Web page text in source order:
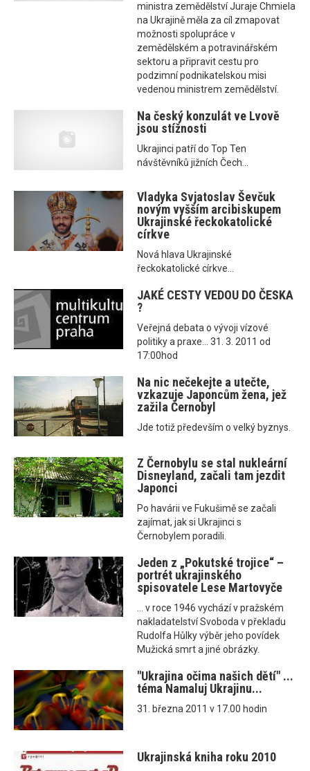
ministra zemědělství Juraje Chmiela
na Ukrajině měla za cíl zmapovat
možnosti spolupráce v
zemědělském a potravinářském
sektoru a připravit cestu pro
podzimní podnikatelskou misi
vedenou ministrem zemědělství.
Na český konzulát ve Lvově
jsou stížnosti
Ukrajinci patří do Top Ten
návštěvníků jižních Čech...
Vladyka Svjatoslav Ševčuk
novým vyšším arcibiskupem
Ukrajinské řeckokatolické
církve
Nová hlava Ukrajinské
řeckokatolické církve...
JAKÉ CESTY VEDOU DO ČESKA
?
Veřejná debata o vývoji vízové
politiky a praxe... 31. 3. 2011 od
17:00hod
Na nic nečekejte a utečte,
vzkazuje Japoncům žena, jež
zažila Černobyl
Jde totiž především o velký byznys.
Z Černobylu se stal nukleární
Disneyland, začali tam jezdit
Japonci
Po havárii ve Fukušimě se začali
zajímat, jak si Ukrajinci s
Černobylem poradili.
Jeden z „Pokutské trojice“ –
portrét ukrajinského
spisovatele Lese Martovyče
... v roce 1946 vychází v pražském
nakladatelství Svoboda v překladu
Rudolfa Hůlky výběr jeho povídek
Mužická smrt a jiné obrázky.
"Ukrajina očima našich dětí" ...
téma Namaluj Ukrajinu...
31. března 2011 v 17.00 hodin
Ukrajinská kniha roku 2010